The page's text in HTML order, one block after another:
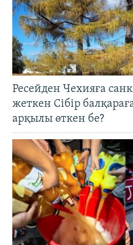
Ресейден Чехияға
жеткен Сібір
арқылы өткен бе?